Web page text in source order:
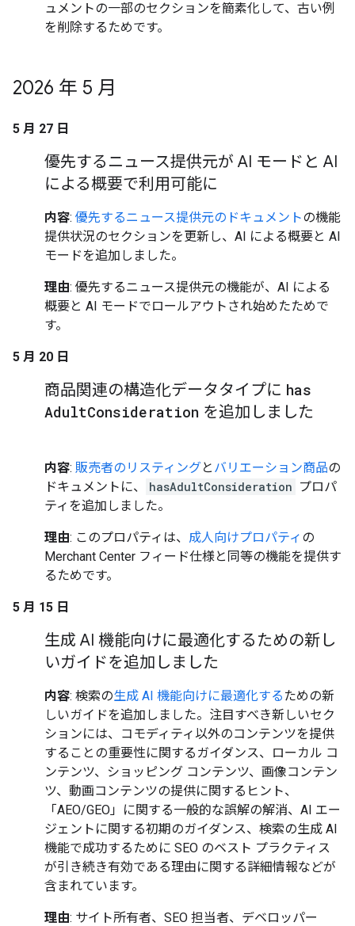
ュメントの一部のセクションを簡素化して、古い例
を削除するためです。
2026 年 5 月
5 月 27 日
優先するニュース提供元が AI モードと AI
による概要で利用可能に
内容: 優先するニュース提供元のドキュメントの機能
提供状況のセクションを更新し、AI による概要と AI
モードを追加しました。
理由: 優先するニュース提供元の機能が、AI による
概要と AI モードでロールアウトされ始めたためで
す。
5 月 20 日
商品関連の構造化データタイプに has
AdultConsideration を追加しました
内容: 販売者のリスティングと バリエーション商品の
ドキュメントに、
hasAdultConsideration プロパ
ティを追加しました。
理由: このプロパティは、 成人向けプロパティ の
Merchant Center フィード仕様と同等の機能を提供す
るためです。
5 月 15 日
生成 AI 機能向けに最適化するための新し
いガイドを追加しました
内容: 検索の生成 AI 機能向けに最適化する ための新
しいガイドを追加しました。注目すべき新しいセク
ションには、コモディティ以外のコンテンツを提供
することの重要性に関するガイダンス、ローカル コ
ンテンツ、ショッピング コンテンツ、画像コンテン
ツ、動画コンテンツの提供に関するヒント、
「AEO/GEO」に関する一般的な誤解の解消、AI エー
ジェントに関する初期のガイダンス、検索の生成 AI
機能で成功するために SEO のベスト プラクティス
が引き続き有効である理由に関する詳細情報などが
含まれています。
理由: サイト所有者、SEO 担当者、デベロッパー